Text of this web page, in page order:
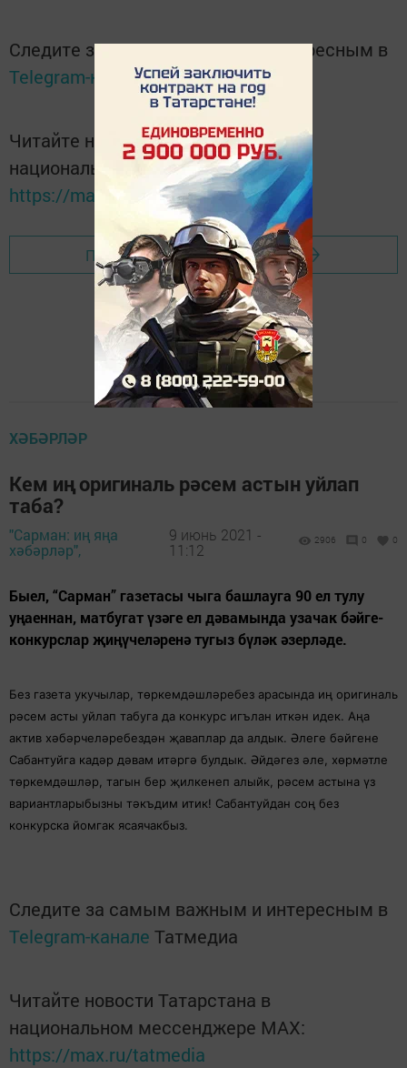
Следите за самым важным и интересным в
Telegram-каналеТатмедиа
Читайте новости Татарстана в
национальном мессенджере MАХ:
https://max.ru/tatmedia
Перейти на страницу новости
ХӘБӘРЛӘР
Кем иң оригиналь рәсем астын уйлап
таба?
"Сарман: иң яңа
хәбәрләр",
9 июнь 2021 -
11:12
2906 0 0
Быел, “Сарман” газетасы чыга башлауга 90 ел тулу
уңаеннан, матбугат үзәге ел дәвамында узачак бәйге-
конкурслар җиңүчеләренә тугыз бүләк әзерләде.
Без газета укучылар, төркемдәшләребез арасында иң оригиналь
рәсем асты уйлап табуга да конкурс игълан иткән идек. Аңа
актив хәбәрчеләребездән җаваплар да алдык. Әлеге бәйгене
Сабантуйга кадәр дәвам итәргә булдык. Әйдәгез әле, хөрмәтле
төркемдәшләр, тагын бер җилкенеп алыйк, рәсем астына үз
вариантларыбызны тәкъдим итик! Сабантуйдан соң без
конкурска йомгак ясаячакбыз.
Следите за самым важным и интересным в
Telegram-канале Татмедиа
Читайте новости Татарстана в
национальном мессенджере MАХ:
https://max.ru/tatmedia